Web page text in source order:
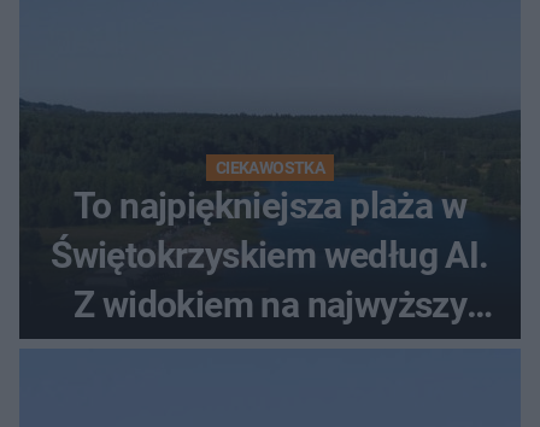
CIEKAWOSTKA
To najpiękniejsza plaża w
Świętokrzyskiem według AI.
Z widokiem na najwyższy
szczyt Gór Świętokrzyskich